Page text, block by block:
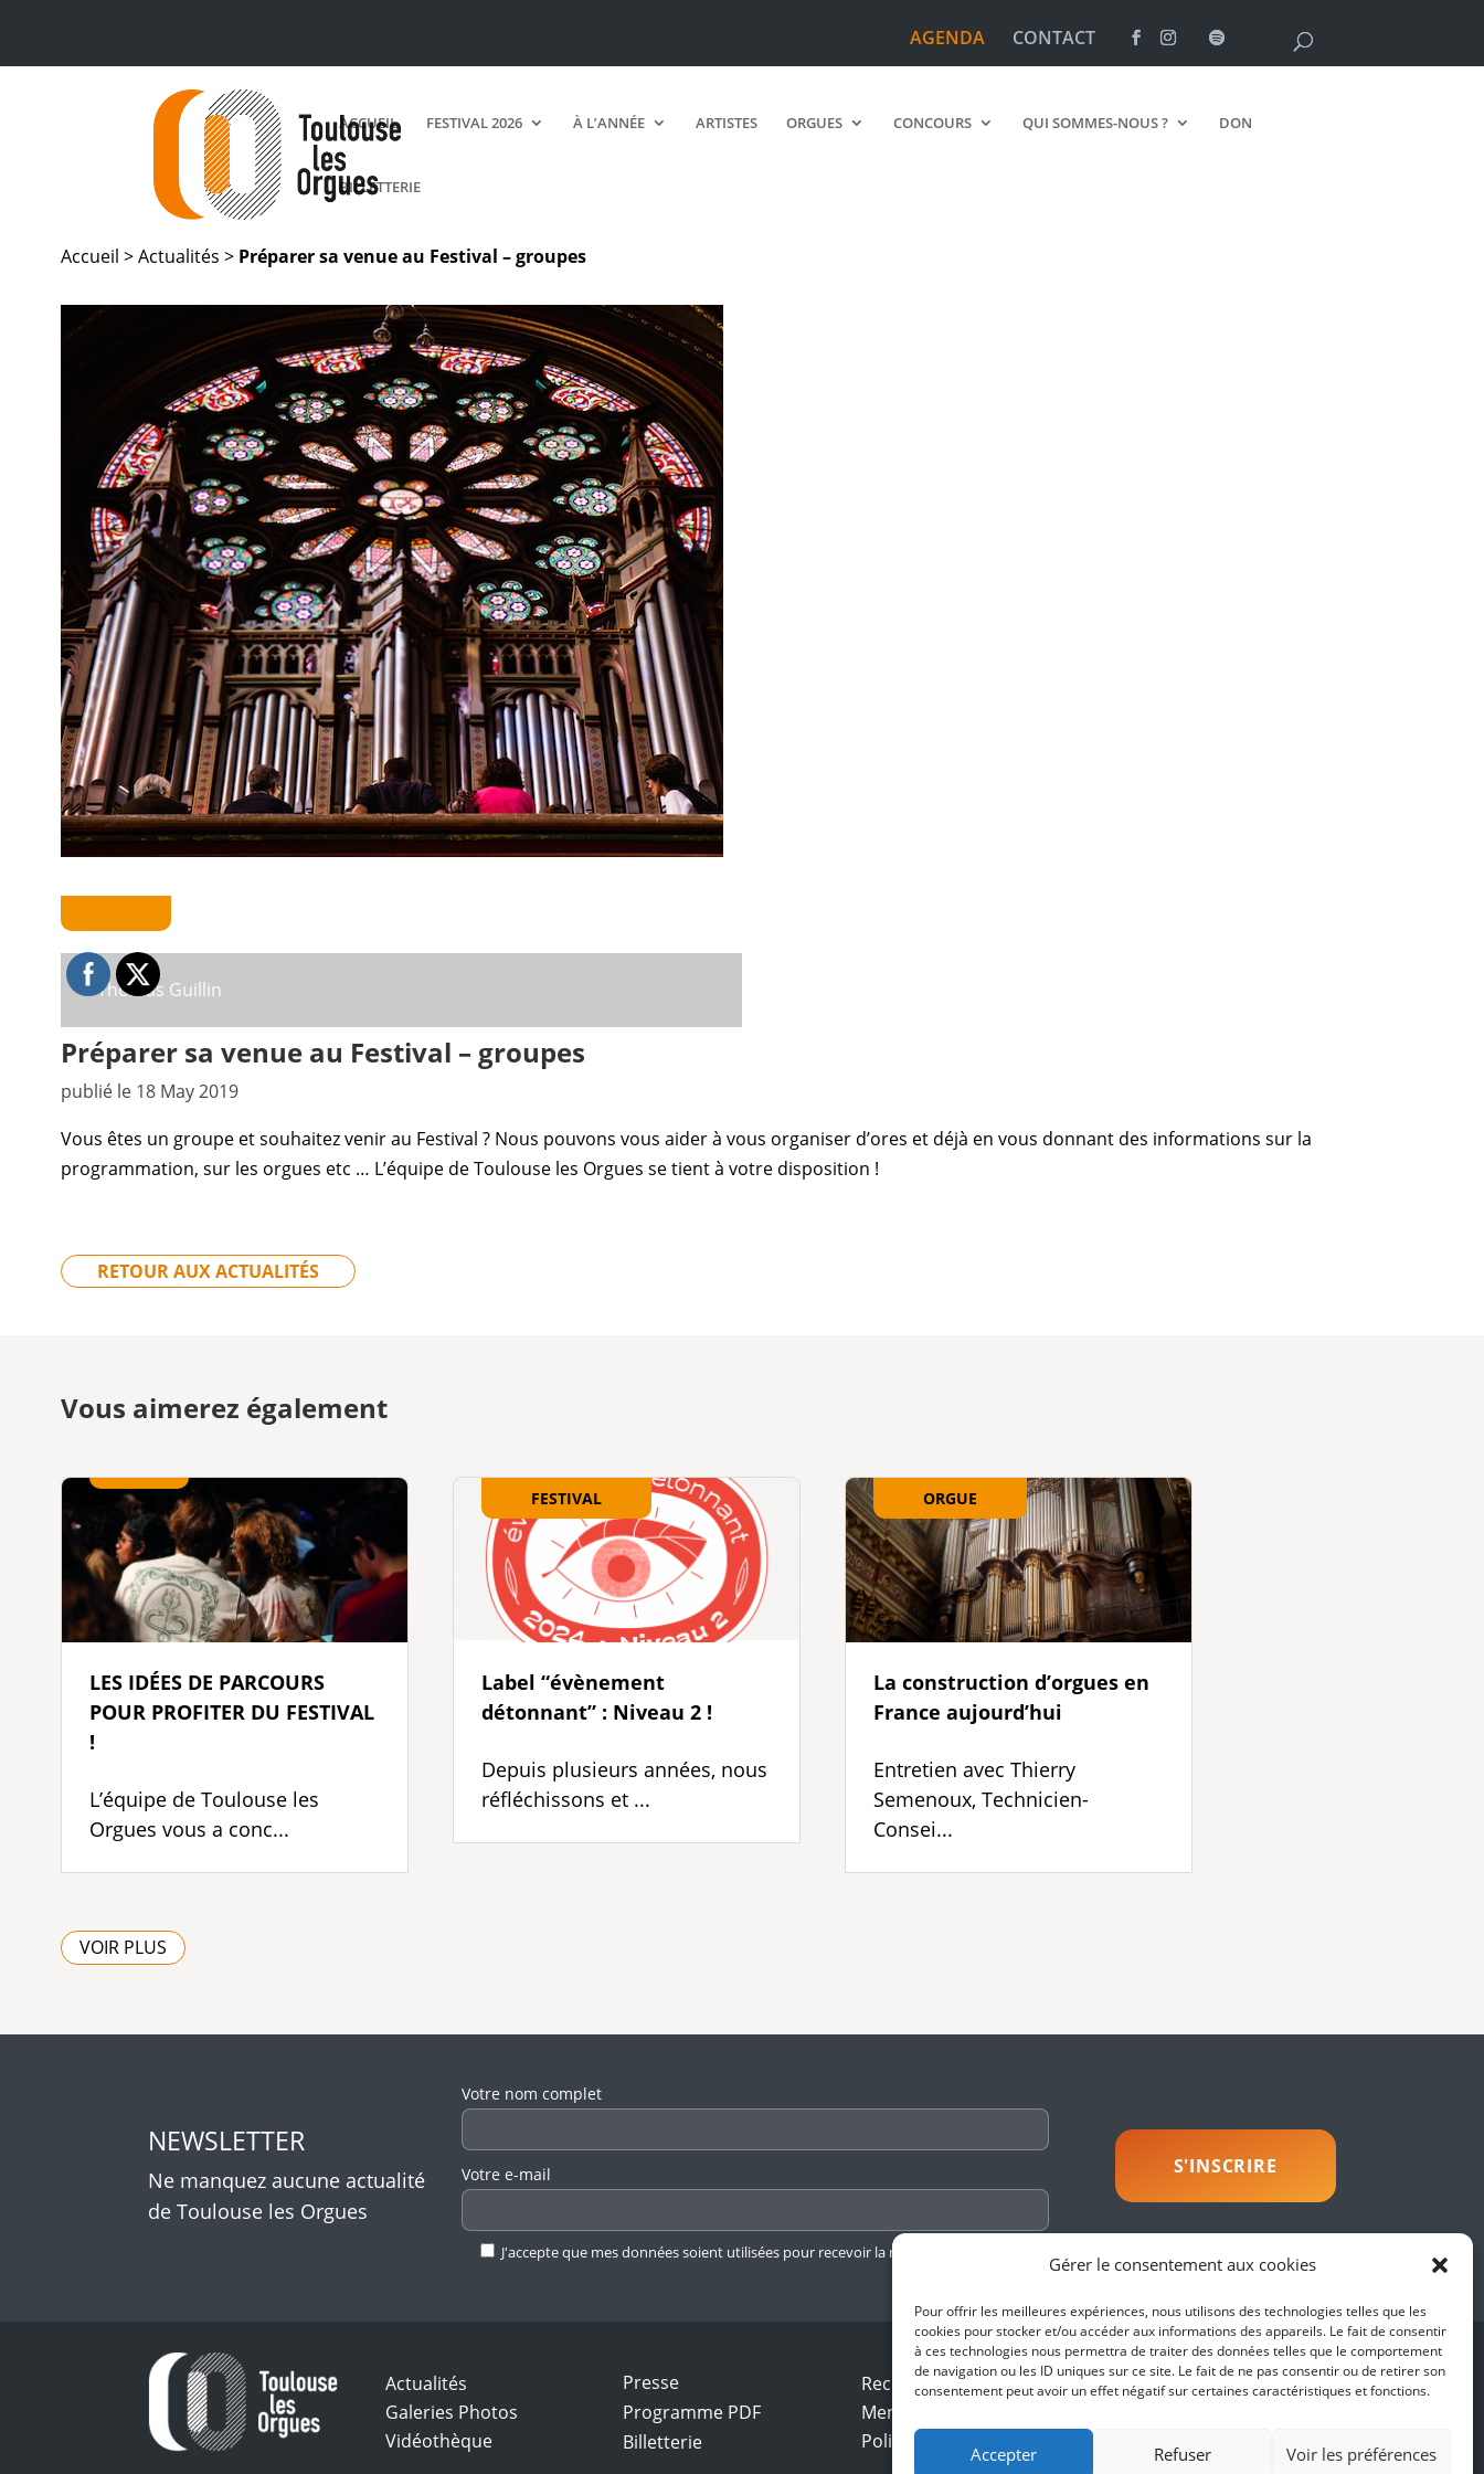
Gérer le consentement aux cookies
Pour offrir les meilleures expériences, nous utilisons des technologies telles que les
cookies pour stocker et/ou accéder aux informations des appareils. Le fait de consentir
à ces technologies nous permettra de traiter des données telles que le comportement
de navigation ou les ID uniques sur ce site. Le fait de ne pas consentir ou de retirer son
consentement peut avoir un effet négatif sur certaines caractéristiques et fonctions.
Accepter Refuser Voir les préférences
AGENDA CONTACT
ACCUEIL FESTIVAL 2026 À L’ANNÉE ARTISTES ORGUES CONCOURS QUI SOMMES-NOUS ? DON
BILLETTERIE
Accueil >Actualités > Préparer sa venue au Festival – groupes
©Thomas Guillin
Préparer sa venue au Festival – groupes
publié le 18 May 2019
Vous êtes un groupeet souhaitez venir au Festival ? Nous pouvons vous aider à vous organiser d’ores et déjà en vous donnant des informations sur la
programmation, sur les orgues etc … L’équipe deToulouse les Orgues se tient à votre disposition !
RETOUR AUX ACTUALITÉS
Vous aimerez également
LES IDÉES DE PARCOURS
POUR PROFITER DU FESTIVAL
!
L’équipe de Toulouse les
Orgues vous a conc...
FESTIVAL
Label “évènement
détonnant” : Niveau 2 !
Depuis plusieurs années, nous
réfléchissons et ...
ORGUE
La construction d’orgues en
France aujourd’hui
Entretien avec Thierry
Semenoux, Technicien-
Consei...
VOIR PLUS
NEWSLETTER
Ne manquez aucune actualité
de Toulouse les Orgues
Veuillez laisser ce champ vide.
Votre nom complet
Votre e-mail
J'accepte que mes données soient utilisées pour recevoir la newsletter.
Actualités
Galeries Photos
Vidéothèque
Presse
Programme PDF
Billetterie
Recrutement
Mentions légales
Politique de confidentialité
SUIVEZ-NOUS